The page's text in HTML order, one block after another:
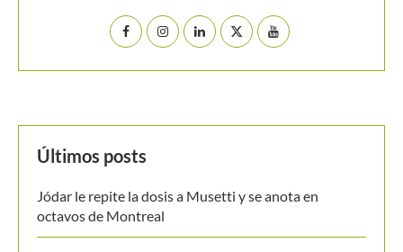
Emanuela Lares y Alicia Londoño, colombianas
nacidas en Estados Unidos, ilusionan al tenis nacional
hace tres décadas
[Video] De Miñaur cedió ante Norrie pero se llevó el
punto de la jornada en Montreal